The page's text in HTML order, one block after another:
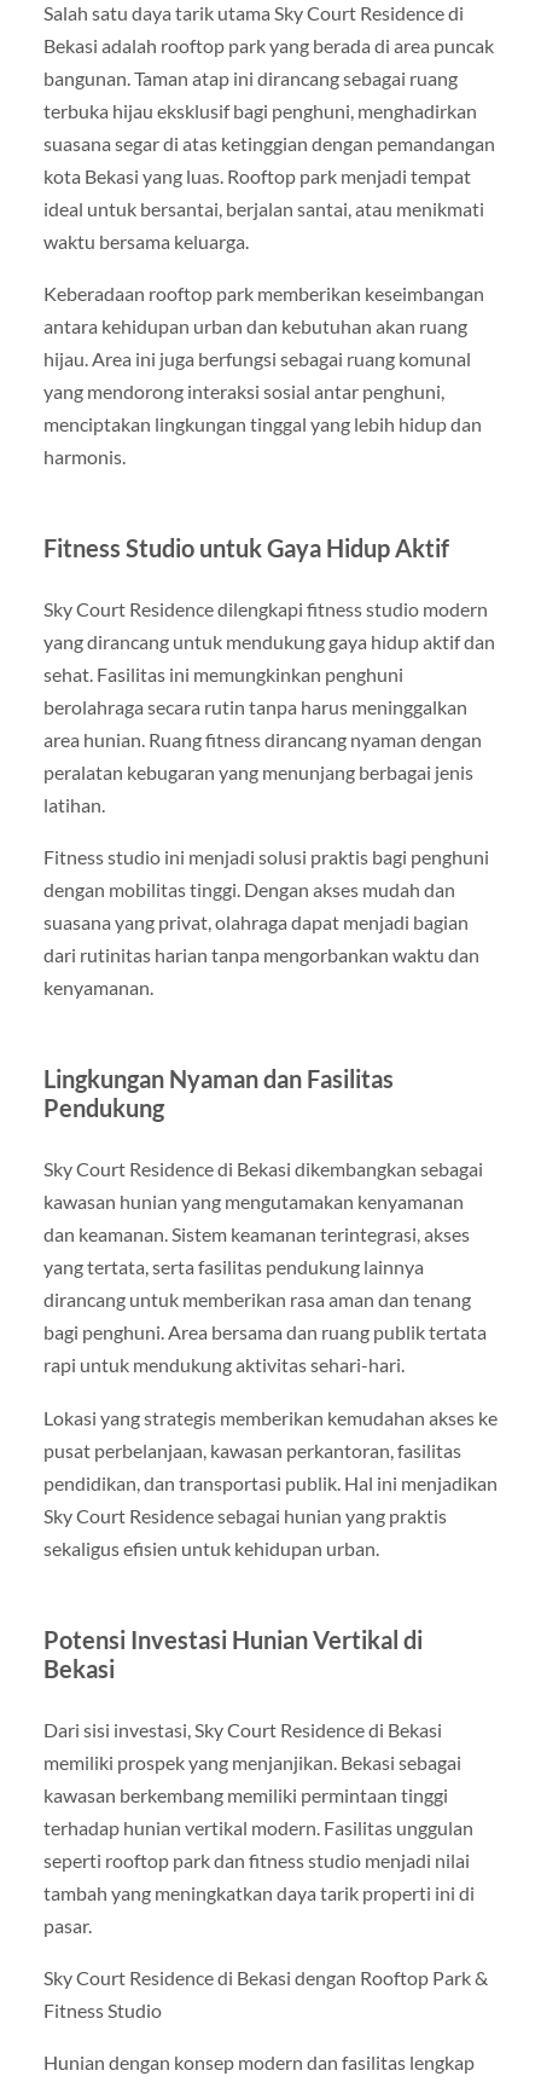
Salah satu daya tarik utama Sky Court Residence di
Bekasi adalah rooftop park yang berada di area puncak
bangunan. Taman atap ini dirancang sebagai ruang
terbuka hijau eksklusif bagi penghuni, menghadirkan
suasana segar di atas ketinggian dengan pemandangan
kota Bekasi yang luas. Rooftop park menjadi tempat
ideal untuk bersantai, berjalan santai, atau menikmati
waktu bersama keluarga.
Keberadaan rooftop park memberikan keseimbangan
antara kehidupan urban dan kebutuhan akan ruang
hijau. Area ini juga berfungsi sebagai ruang komunal
yang mendorong interaksi sosial antar penghuni,
menciptakan lingkungan tinggal yang lebih hidup dan
harmonis.
Fitness Studio untuk Gaya Hidup Aktif
Sky Court Residence dilengkapi fitness studio modern
yang dirancang untuk mendukung gaya hidup aktif dan
sehat. Fasilitas ini memungkinkan penghuni
berolahraga secara rutin tanpa harus meninggalkan
area hunian. Ruang fitness dirancang nyaman dengan
peralatan kebugaran yang menunjang berbagai jenis
latihan.
Fitness studio ini menjadi solusi praktis bagi penghuni
dengan mobilitas tinggi. Dengan akses mudah dan
suasana yang privat, olahraga dapat menjadi bagian
dari rutinitas harian tanpa mengorbankan waktu dan
kenyamanan.
Lingkungan Nyaman dan Fasilitas
Pendukung
Sky Court Residence di Bekasi dikembangkan sebagai
kawasan hunian yang mengutamakan kenyamanan
dan keamanan. Sistem keamanan terintegrasi, akses
yang tertata, serta fasilitas pendukung lainnya
dirancang untuk memberikan rasa aman dan tenang
bagi penghuni. Area bersama dan ruang publik tertata
rapi untuk mendukung aktivitas sehari-hari.
Lokasi yang strategis memberikan kemudahan akses ke
pusat perbelanjaan, kawasan perkantoran, fasilitas
pendidikan, dan transportasi publik. Hal ini menjadikan
Sky Court Residence sebagai hunian yang praktis
sekaligus efisien untuk kehidupan urban.
Potensi Investasi Hunian Vertikal di
Bekasi
Dari sisi investasi, Sky Court Residence di Bekasi
memiliki prospek yang menjanjikan. Bekasi sebagai
kawasan berkembang memiliki permintaan tinggi
terhadap hunian vertikal modern. Fasilitas unggulan
seperti rooftop park dan fitness studio menjadi nilai
tambah yang meningkatkan daya tarik properti ini di
pasar.
Sky Court Residence di Bekasi dengan Rooftop Park &
Fitness Studio
Hunian dengan konsep modern dan fasilitas lengkap